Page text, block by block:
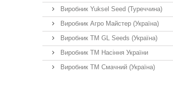
Виробник Yuksel Seed (Туреччина)
Виробник Агро Майстер (Україна)
Виробник ТМ GL Seeds (Україна)
Виробник ТМ Насіння України
Виробник ТМ Смачний (Україна)